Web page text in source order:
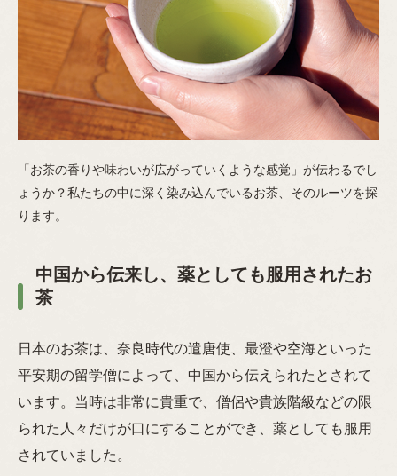
「お茶の香りや味わいが広がっていくような感覚」が伝わるでし
ょうか？私たちの中に深く染み込んでいるお茶、そのルーツを探
ります。
中国から伝来し、薬としても服用されたお
茶
日本のお茶は、奈良時代の遣唐使、最澄や空海といった
平安期の留学僧によって、中国から伝えられたとされて
います。当時は非常に貴重で、僧侶や貴族階級などの限
られた人々だけが口にすることができ、薬としても服用
されていました。